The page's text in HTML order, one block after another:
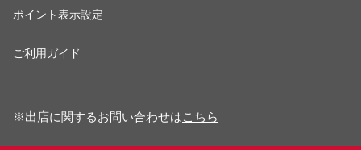
ポイント表示設定
ご利用ガイド
※出店に関するお問い合わせはこちら